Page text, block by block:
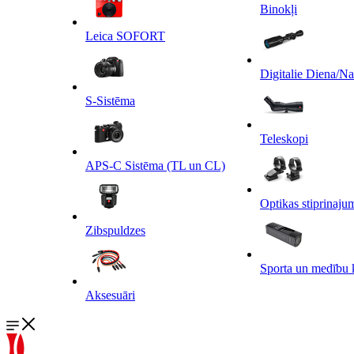
Leica SOFORT
S-Sistēma
APS-C Sistēma (TL un CL)
Zibspuldzes
Aksesuāri
Binokļi
Digitalie Diena/
Teleskopi
Optikas
Sporta un medību